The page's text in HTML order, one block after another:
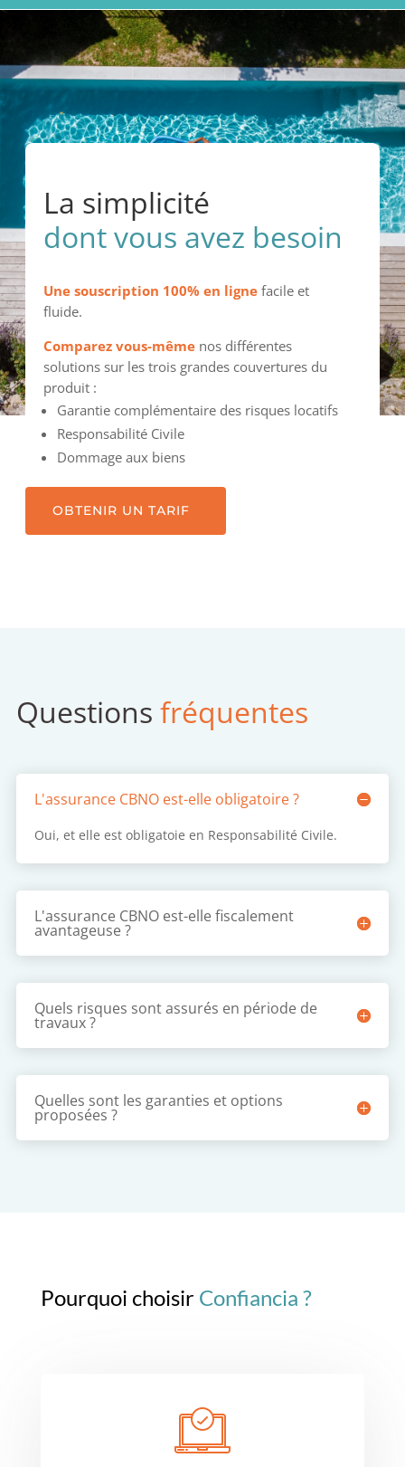
La simplicité
dont vous avez besoin
Une souscription 100% en lignefacile et
fluide.
Comparez vous-mêmenos différentes
solutions sur les trois grandes couvertures du
produit :
Garantie complémentaire des risques locatifs
Responsabilité Civile
Dommage aux biens
OBTENIR UN TARIF
Questions fréquentes
L'assurance CBNO est-elle obligatoire ?
Oui, et elle est obligatoie en Responsabilité Civile.
L'assurance CBNO est-elle fiscalement
avantageuse ?
Quels risques sont assurés en période de
travaux ?
Quelles sont les garanties et options
proposées ?
Pourquoi choisir Confiancia ?